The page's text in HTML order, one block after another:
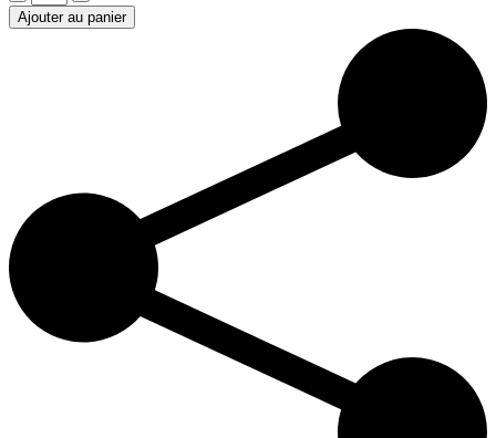
Ajouter au panier